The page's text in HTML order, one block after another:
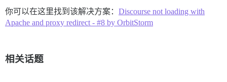
你可以在这里找到该解决方案： Discourse not loading with
Apache and proxy redirect - #8 by OrbitStorm
相关话题